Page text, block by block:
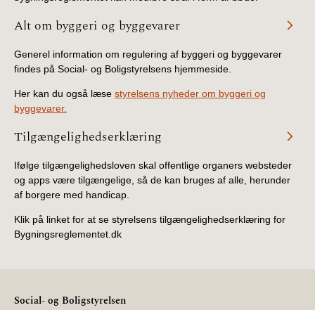
Alt om byggeri og byggevarer
Generel information om regulering af byggeri og byggevarer
findes på Social- og Boligstyrelsens hjemmeside.
Her kan du også læse styrelsens nyheder om byggeri og
byggevarer.
Tilgængelighedserklæring
Ifølge tilgængelighedsloven skal offentlige organers websteder
og apps være tilgængelige, så de kan bruges af alle, herunder
af borgere med handicap.
Klik på linket for at se styrelsens tilgængelighedserklæring for
Bygningsreglementet.dk
Social- og Boligstyrelsen